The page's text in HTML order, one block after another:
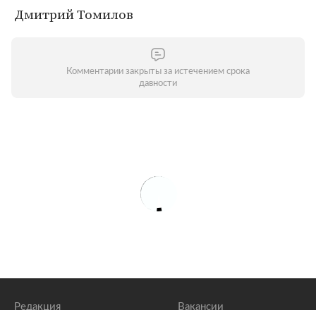
Дмитрий Томилов
Комментарии закрыты за истечением срока
давности
Редакция Вакансии